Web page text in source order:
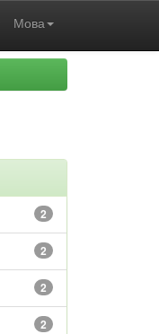
Мова
2
2
2
2